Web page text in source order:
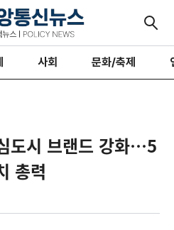
사회 문화/축제
도시 브랜드 강화…5
총력